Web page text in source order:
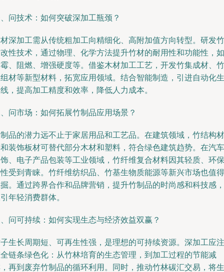
问技术：如何突破深加工瓶颈？
深加工需从传统粗加工向精细化、高附加值方向转型。研发竹
性技术，通过物理、化学方法提升竹材的耐用性和功能性，如
、阻燃、增强硬度等。借鉴木材加工工艺，开发竹集成材、竹
材等新型材料，拓宽应用领域。结合智能制造，引进自动化生
，提高加工精度和效率，降低人力成本。
问市场：如何拓展竹制品应用场景？
品的潜力远不止于家居用品和工艺品。在建筑领域，竹结构材
装饰板材可替代部分木材和塑料，符合绿色建筑趋势。在汽车
、电子产品包装等工业领域，竹纤维复合材料因其轻质、环保
受到青睐。竹纤维纺织品、竹基生物质能源等新兴市场也值得
。通过跨界合作和品牌营销，提升竹制品的时尚感和科技感，
年轻消费群体。
问可持续：如何实现生态与经济效益双赢？
生长周期短、可再生性强，是理想的可持续资源。深加工应注
链条绿色化：从竹林培育的生态管理，到加工过程的节能减
再到废弃竹制品的循环利用。同时，推动竹林碳汇交易，将生